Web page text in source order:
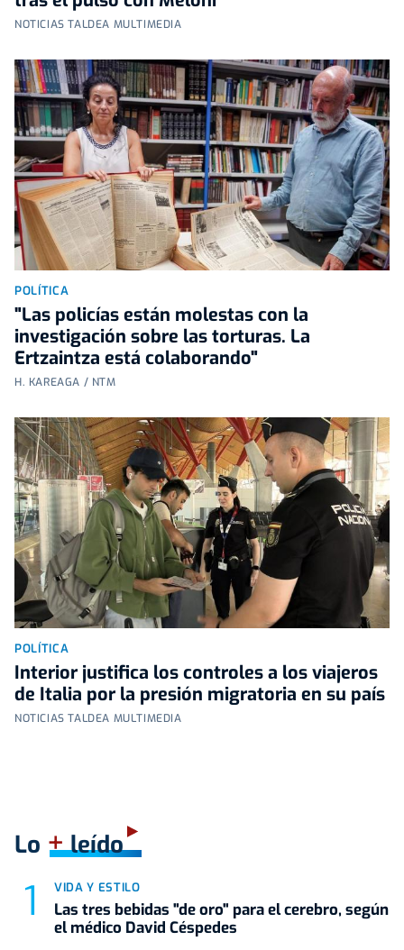
NOTICIAS TALDEA MULTIMEDIA
POLÍTICA
"Las policías están molestas con la
investigación sobre las torturas. La
Ertzaintza está colaborando"
H. KAREAGA / NTM
POLÍTICA
Interior justifica los controles a los viajeros
de Italia por la presión migratoria en su país
NOTICIAS TALDEA MULTIMEDIA
Lo +leído
VIDA Y ESTILO
Las tres bebidas "de oro" para el cerebro, según
el médico David Céspedes